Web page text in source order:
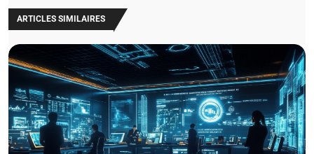
ARTICLES SIMILAIRES